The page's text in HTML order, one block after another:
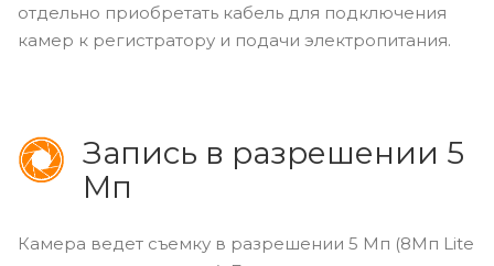
отдельно приобретать кабель для подключения
камер к регистратору и подачи электропитания.
Запись в разрешении 5
Мп
Камера ведет съемку в разрешении 5 Мп (8Мп Lite